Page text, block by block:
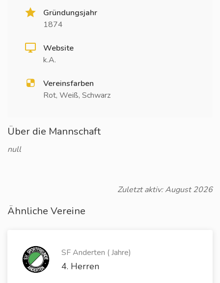
Gründungsjahr
1874
Website
k.A.
Vereinsfarben
Rot, Weiß, Schwarz
Über die Mannschaft
null
Zuletzt aktiv: August 2026
Ähnliche Vereine
SF Anderten ( Jahre)
4. Herren